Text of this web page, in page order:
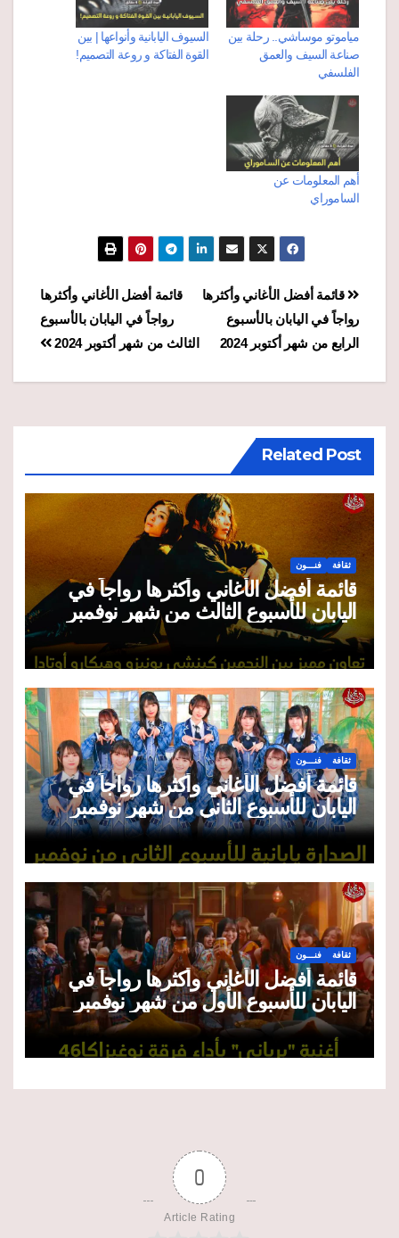
مياموتو موساشي.. رحلة بين
صناعة السيف والعمق
الفلسفي
السيوف اليابانية وأنواعها | بين
القوة الفتاكة و روعة التصميم!
أهم المعلومات عن
الساموراي
تصفّح
المقالات
قائمة أفضل الأغاني وأكثرها
رواجاً في اليابان بالأسبوع
الثالث من شهر أكتوبر 2024
قائمة أفضل الأغاني وأكثرها
رواجاً في اليابان بالأسبوع
الرابع من شهر أكتوبر 2024
Related Post
ثقافة فنـــون
قائمة أفضل الأغاني وأكثرها رواجاً في
اليابان للأسبوع الثالث من شهر نوفمبر
2025
ثقافة فنـــون
قائمة أفضل الأغاني وأكثرها رواجاً في
اليابان للأسبوع الثاني من شهر نوفمبر
2025
ثقافة فنـــون
قائمة أفضل الأغاني وأكثرها رواجاً في
اليابان للأسبوع الأول من شهر نوفمبر
2025
0
Article Rating